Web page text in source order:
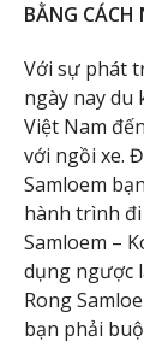
BẰNG CÁCH
Với sự phát
ngày nay du
Việt Nam
với ngồi xe.
Samloem
hành trình
Samloem –
dụng ngược
Rong
bạn phải